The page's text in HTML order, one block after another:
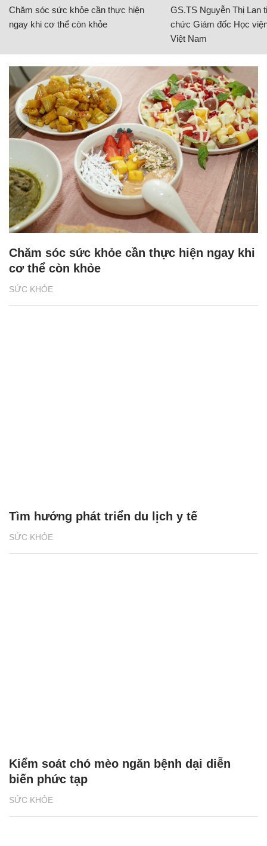
Chăm sóc sức khỏe cần thực hiện
ngay khi cơ thể còn khỏe
GS.TS Nguyễn Thị Lan
chức Giám đốc Học
Việt Nam
SỨC KHỎE
Chăm sóc sức khỏe cần thực hiện ngay khi
cơ thể còn khỏe
SỨC KHỎE
Tìm hướng phát triển du lịch y tế
SỨC KHỎE
Kiểm soát chó mèo ngăn bệnh dại diễn
biến phức tạp